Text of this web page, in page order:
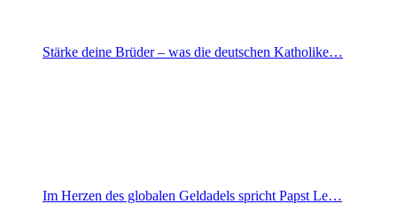
Stärke deine Brüder – was die deutschen Katholike…
Im Herzen des globalen Geldadels spricht Papst Le…